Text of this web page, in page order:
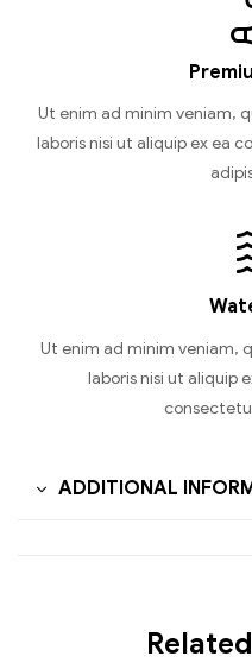
Ut enim ad minim veniam,
laboris nisi ut aliquip ex ea
Ut enim ad minim veniam,
laboris nisi ut aliquip
ADDITIONAL